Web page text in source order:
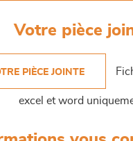
Votre pièce
PIÈCE JOINTE
excel et word